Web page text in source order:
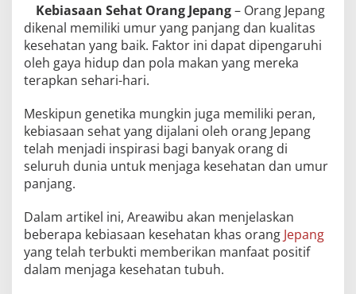
Kebiasaan Sehat Orang Jepang– Orang Jepang
dikenal memiliki umur yang panjang dan kualitas
kesehatan yang baik. Faktor ini dapat dipengaruhi
oleh gaya hidup dan pola makan yang mereka
terapkan sehari-hari.
Meskipun genetika mungkin juga memiliki peran,
kebiasaan sehat yang dijalani oleh orang Jepang
telah menjadi inspirasi bagi banyak orang di
seluruh dunia untuk menjaga kesehatan dan umur
panjang.
Dalam artikel ini, Areawibu akan menjelaskan
beberapa kebiasaan kesehatan khas orang Jepang
yang telah terbukti memberikan manfaat positif
dalam menjaga kesehatan tubuh.